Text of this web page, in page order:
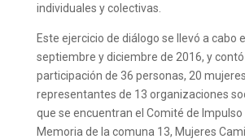
individuales y colectivas.
Este ejercicio de diálogo se llevó a cabo
septiembre y diciembre de 2016, y contó
participación de 36 personas, 20
representantes de 13 organizaciones
que se encuentran el Comité de
Memoria de la comuna 13, Mujeres